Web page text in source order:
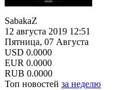
SabakaZ
12 августа 2019 12:51
Пятница, 07 Августа
USD 0.0000
EUR 0.0000
RUB 0.0000
Топ новостей за неделю